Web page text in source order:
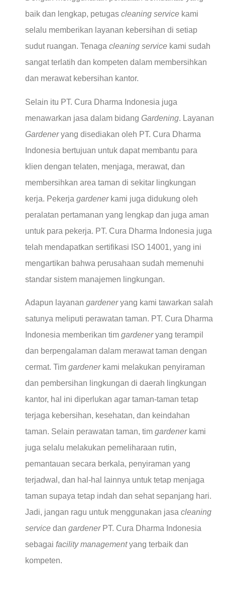
baik dan lengkap, petugas cleaning service kami
selalu memberikan layanan kebersihan di setiap
sudut ruangan. Tenaga cleaning service kami sudah
sangat terlatih dan kompeten dalam membersihkan
dan merawat kebersihan kantor.
Selain itu PT. Cura Dharma Indonesia juga
menawarkan jasa dalam bidang Gardening. Layanan
Gardeneryang disediakan oleh PT. Cura Dharma
Indonesia bertujuan untuk dapat membantu para
klien dengan telaten, menjaga, merawat, dan
membersihkan area taman di sekitar lingkungan
kerja. Pekerja gardener kami juga didukung oleh
peralatan pertamanan yang lengkap dan juga aman
untuk para pekerja. PT. Cura Dharma Indonesia juga
telah mendapatkan sertifikasi ISO 14001, yang ini
mengartikan bahwa perusahaan sudah memenuhi
standar sistem manajemen lingkungan.
Adapun layanan gardeneryang kami tawarkan salah
satunya meliputi perawatan taman. PT. Cura Dharma
Indonesia memberikan tim gardeneryang terampil
dan berpengalaman dalam merawat taman dengan
cermat. Tim gardener kami melakukan penyiraman
dan pembersihan lingkungan di daerah lingkungan
kantor, hal ini diperlukan agar taman-taman tetap
terjaga kebersihan, kesehatan, dan keindahan
taman. Selain perawatan taman, tim gardenerkami
juga selalu melakukan pemeliharaan rutin,
pemantauan secara berkala, penyiraman yang
terjadwal, dan hal-hal lainnya untuk tetap menjaga
taman supaya tetap indah dan sehat sepanjang hari.
Jadi, jangan ragu untuk menggunakan jasa cleaning
service dan gardener PT. Cura Dharma Indonesia
sebagai facility managementyang terbaik dan
kompeten.